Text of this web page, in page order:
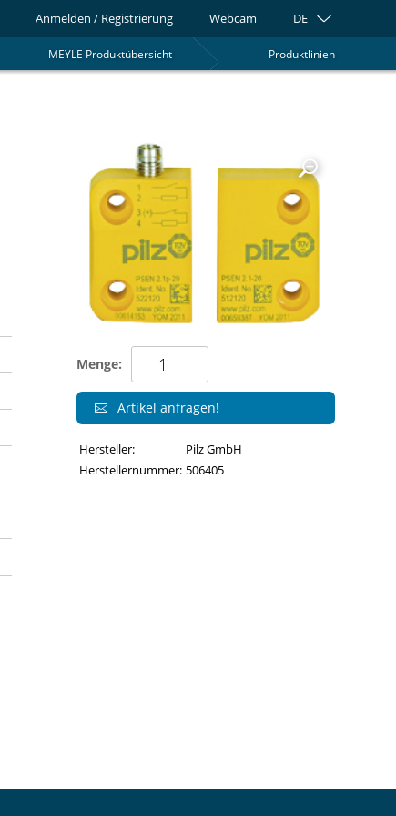
Anmelden / Registrierung Webcam DE
Produktlinien
MEYLE Produktübersicht
Menge:
Artikel anfragen!
Hersteller:
Pilz GmbH
Herstellernummer: 506405